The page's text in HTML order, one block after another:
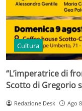
Cultura
“L’imperatrice di
Scotto di Gregorio
Redazione Desk Ago